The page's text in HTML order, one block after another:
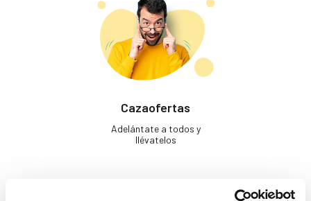
Cazaofertas
Adelántate a todos y
llévatelos